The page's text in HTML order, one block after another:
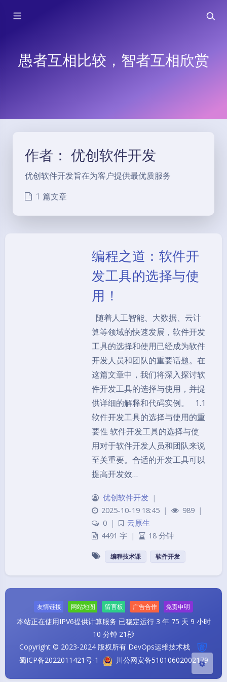
愚者互相比较，智者互相欣赏
关闭 日落 暗化 灰度
作者： 优创软件开发
优创软件开发旨在为客户提供最优质服务
1 篇文章
编程之道：软件开
发工具的选择与使
用！
随着人工智能、大数据、云计
算等领域的快速发展，软件开发
工具的选择和使用已经成为软件
开发人员和团队的重要话题。在
这篇文章中，我们将深入探讨软
件开发工具的选择与使用，并提
供详细的解释和代码实例。 1.1
软件开发工具的选择与使用的重
要性 软件开发工具的选择与使
用对于软件开发人员和团队来说
至关重要。合适的开发工具可以
提高开发效…
优创软件开发 |
2025-10-19 18:45 | 989 |
0 |
云原生
4491 字 | 18 分钟
编程技术课 软件开发
友情链接 网站地图 留言板 广告合作 免责申明
本站正在使用IPV6提供计算服务 已稳定运行 3 年 75 天 9 小时
10 分钟 21秒
Copyright © 2023-2024 版权所有 DevOps运维技术栈
蜀ICP备2022011421号-1
川公网安备51010602002179